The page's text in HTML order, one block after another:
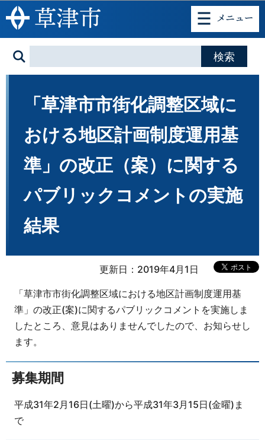
このページの本文へ移動
「草津市市街化調整区域に
おける地区計画制度運用基
準」の改正（案）に関する
パブリックコメントの実施
結果
更新日：2019年4月1日
「草津市市街化調整区域における地区計画制度運用基
準」の改正(案)に関するパブリックコメントを実施しま
したところ、意見はありませんでしたので、お知らせし
ます。
募集期間
平成31年2月16日(土曜)から平成31年3月15日(金曜)ま
で